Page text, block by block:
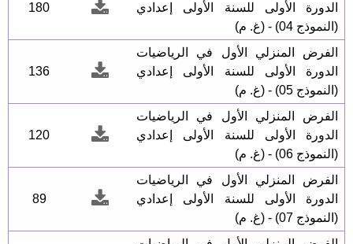
الدورة الأولى للسنة الأولى إعدادي
(النموذج 04) - (غ. م)
180
الفرض المنزلي الأول في الرياضيات
الدورة الأولى للسنة الأولى إعدادي
(النموذج 05) - (غ. م)
136
الفرض المنزلي الأول في الرياضيات
الدورة الأولى للسنة الأولى إعدادي
(النموذج 06) - (غ. م)
120
الفرض المنزلي الأول في الرياضيات
الدورة الأولى للسنة الأولى إعدادي
(النموذج 07) - (غ. م)
89